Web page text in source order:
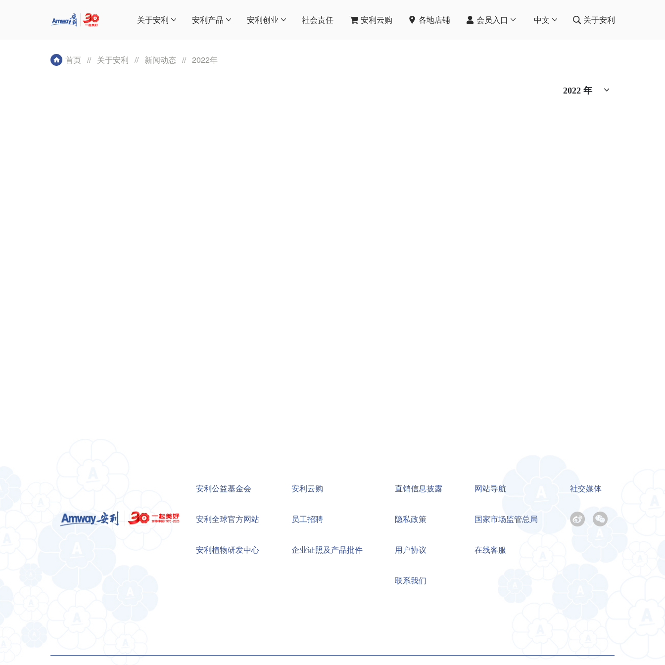
关于安利 安利产品 安利创业 社会责任 安利云购 各地店铺 会员入口 中文 关于安利
首页 // 关于安利 // 新闻动态 // 2022年
2022 年
安利公益基金会
安利全球官方网站
安利植物研发中心
安利云购
员工招聘
企业证照及产品批件
直销信息披露
隐私政策
用户协议
联系我们
网站导航
国家市场监管总局
在线客服
社交媒体